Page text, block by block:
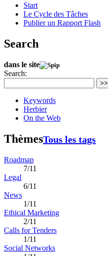
Start
Le Cycle des Tâches
Publier un Rapport Flash
Search
dans le site
Search:
>>
Keywords
Herbier
On the Web
ThèmesTous les tags
Roadmap
7/11
Legal
6/11
News
1/11
Ethical Marketing
2/11
Calls for Tenders
1/11
Social Networks